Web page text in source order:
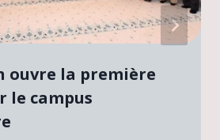
ouvre la première
le campus